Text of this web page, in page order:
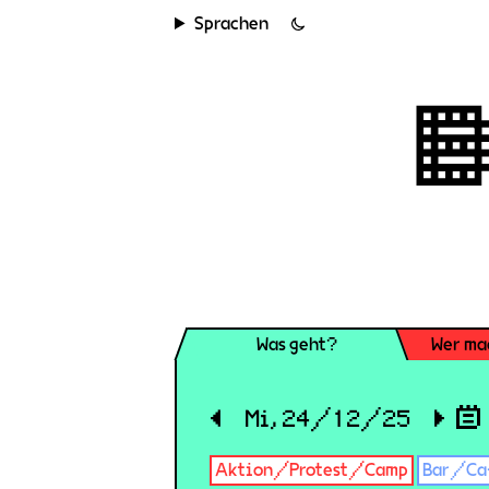
Sprachen
Was geht? Wer
◀ Mi, 24/12/25 ▶
Aktion/Protest/Camp Bar/